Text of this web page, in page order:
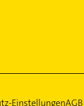
EinstellungenAGB